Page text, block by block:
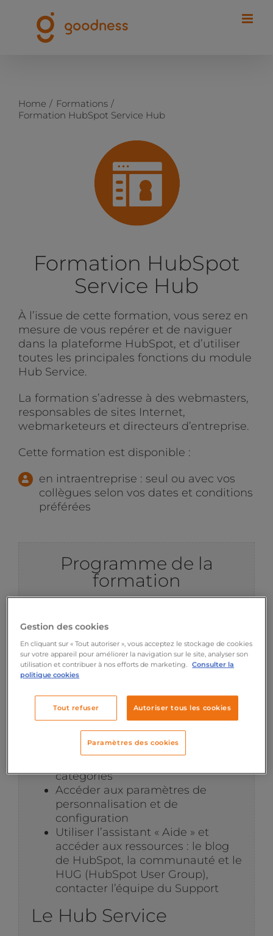
contenu
Home
Formations
Formation HubSpot Service Hub
Formation HubSpot
Service Hub
À l’issue de cette formation, vous serez en
mesure de vous repérer et de naviguer
dans la plateforme HubSpot, et d’utiliser
toutes les principales fonctions du module
Hub Service.
La formation s’adresse à des webmasters,
responsables de sites Internet,
webmarketeurs et directeurs d’entreprise.
Cette formation est disponible :
en intraentreprise : seul ou avec vos
collègues selon vos dates et conditions
préférées
Programme de la
formation
Introduction à la
plateforme HubSpot
Se repérer dans HubSpot :
organisation générale de
l’interface, la barre de menu et
catégories
Accéder aux paramètres de
personnalisation et de
configuration
Utiliser l’assistant « Aide » et
accéder aux ressources : le blog
de HubSpot, la communauté et le
HUG (HubSpot User Group),
contacter l’équipe du Support
Le Hub Service
Gestion des cookies
En cliquant sur « Tout autoriser », vous acceptez le stockage de cookies
sur votre appareil pour améliorer la navigation sur le site, analyser son
utilisation et contribuer à nos efforts de marketing. Consulter la
politique cookies
Tout refuser Autoriser tous les cookies
Paramètres des cookies